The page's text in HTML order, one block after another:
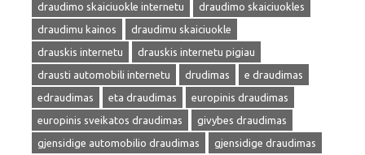
draudimo skaiciuokle internetu
draudimo skaiciuokles
draudimu kainos
draudimu skaiciuokle
drauskis internetu
drauskis internetu pigiau
drausti automobili internetu
drudimas
e draudimas
edraudimas
eta draudimas
europinis draudimas
europinis sveikatos draudimas
givybes draudimas
gjensidige automobilio draudimas
gjensidige draudimas